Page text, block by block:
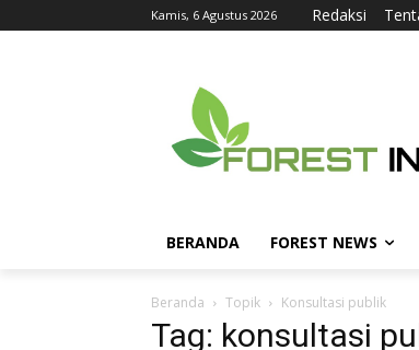
Kamis, 6 Agustus 2026 Redaksi
BERANDA FOREST NEWS
Beranda Topik Konsultasi publik
Tag: konsultasi